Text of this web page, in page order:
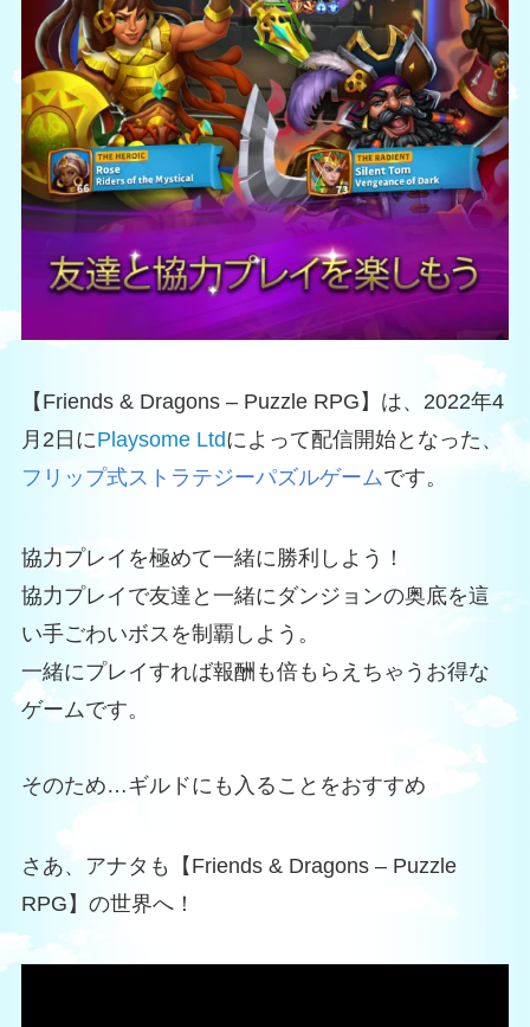
【Friends & Dragons – Puzzle RPG】は、2022年4
月2日にPlaysome Ltdによって配信開始となった、
フリップ式ストラテジーパズルゲームです。
協力プレイを極めて一緒に勝利しよう！
協力プレイで友達と一緒にダンジョンの奥底を這
い手ごわいボスを制覇しよう。
一緒にプレイすれば報酬も倍もらえちゃうお得な
ゲームです。
そのため…ギルドにも入ることをおすすめ
さあ、アナタも【Friends & Dragons – Puzzle
RPG】の世界へ！